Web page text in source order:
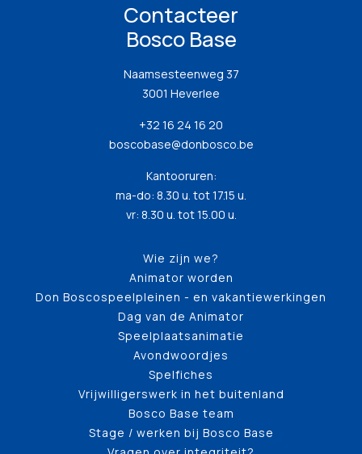
Contacteer
Bosco Base
Naamsesteenweg 37
3001 Heverlee
+32 16 24 16 20
boscobase@donbosco.be
Kantooruren:
ma-do: 8.30 u. tot 17.15 u.
vr: 8.30 u. tot 15.00 u.
Wie zijn we?
Animator worden
Don Boscospeelpleinen - en vakantiewerkingen
Dag van de Animator
Speelplaatsanimatie
Avondwoordjes
Spelfiches
Vrijwilligerswerk in het buitenland
Bosco Base team
Stage / werken bij Bosco Base